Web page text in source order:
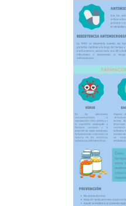
Facebook
LinkedIn